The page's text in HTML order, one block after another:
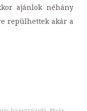
ajánlok néhány
repülhettek akár a